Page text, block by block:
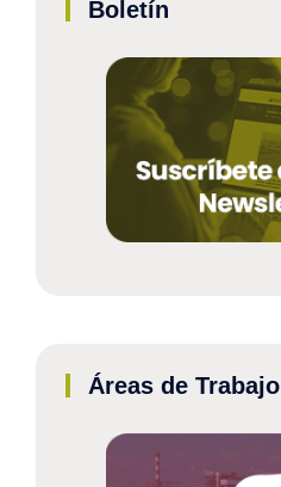
Boletín
Áreas de Trabajo